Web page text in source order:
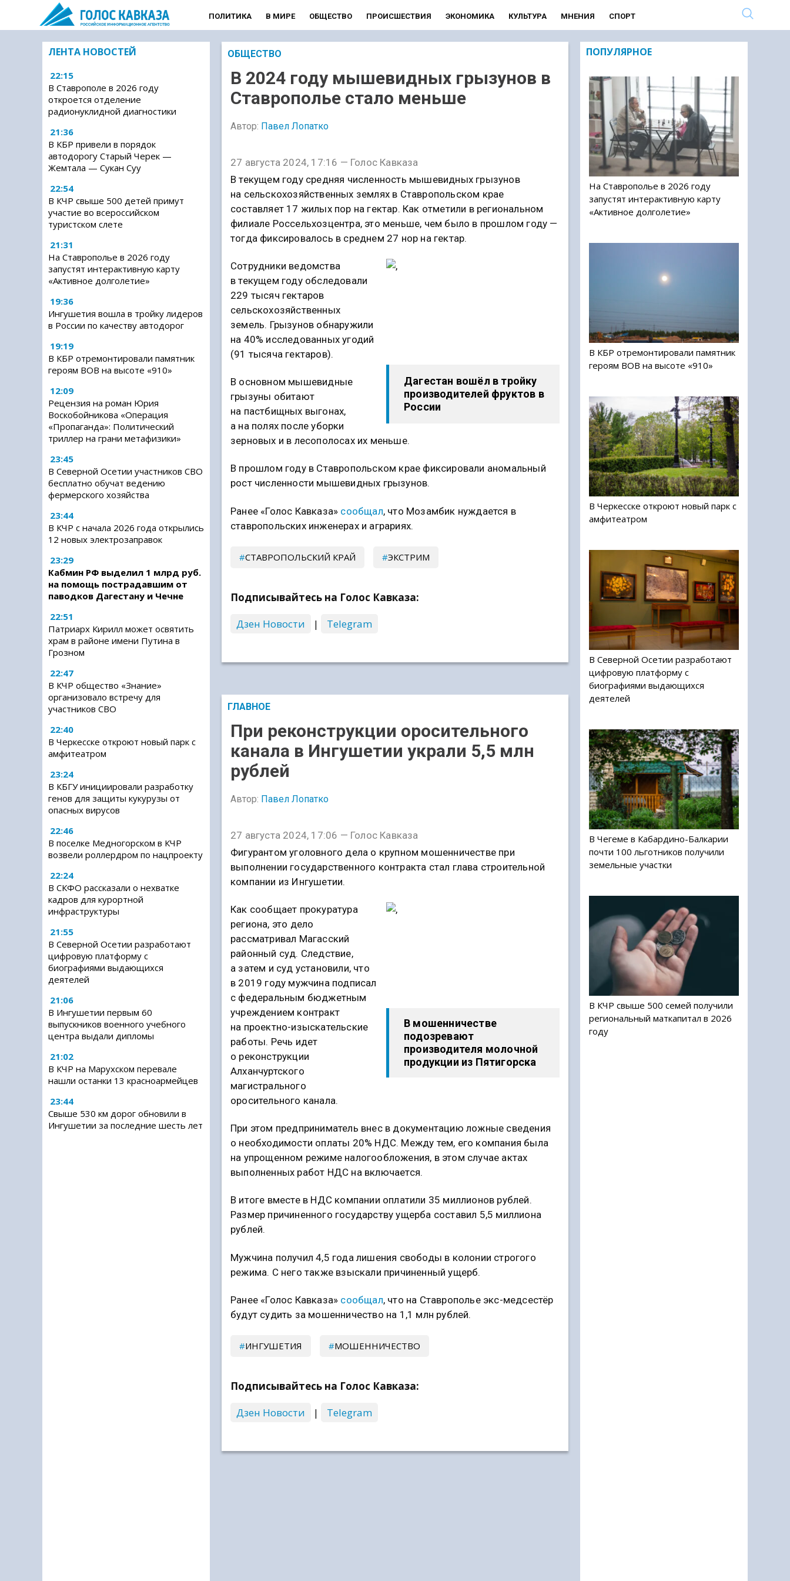
ПОЛИТИКА В МИРЕ ОБЩЕСТВО ПРОИСШЕСТВИЯ ЭКОНОМИКА КУЛЬТУРА МНЕНИЯ СПОРТ
ЛЕНТА НОВОСТЕЙ
22:15
В Ставрополе в 2026 году
откроется отделение
радионуклидной диагностики
21:36
В КБР привели в порядок
автодорогу Старый Черек —
Жемтала — Сукан Суу
22:54
В КЧР свыше 500 детей примут
участие во всероссийском
туристском слете
21:31
На Ставрополье в 2026 году
запустят интерактивную карту
«Активное долголетие»
19:36
Ингушетия вошла в тройку лидеров
в России по качеству автодорог
19:19
В КБР отремонтировали памятник
героям ВОВ на высоте «910»
12:09
Рецензия на роман Юрия
Воскобойникова «Операция
«Пропаганда»: Политический
триллер на грани метафизики»
23:45
В Северной Осетии участников СВО
бесплатно обучат ведению
фермерского хозяйства
23:44
В КЧР с начала 2026 года открылись
12 новых электрозаправок
23:29
Кабмин РФ выделил 1 млрд руб.
на помощь пострадавшим от
паводков Дагестану и Чечне
22:51
Патриарх Кирилл может освятить
храм в районе имени Путина в
Грозном
22:47
В КЧР общество «Знание»
организовало встречу для
участников СВО
22:40
В Черкесске откроют новый парк с
амфитеатром
23:24
В КБГУ инициировали разработку
генов для защиты кукурузы от
опасных вирусов
22:46
В поселке Медногорском в КЧР
возвели роллердром по нацпроекту
22:24
В СКФО рассказали о нехватке
кадров для курортной
инфраструктуры
21:55
В Северной Осетии разработают
цифровую платформу с
биографиями выдающихся
деятелей
21:06
В Ингушетии первым 60
выпускников военного учебного
центра выдали дипломы
21:02
В КЧР на Марухском перевале
нашли останки 13 красноармейцев
23:44
Свыше 530 км дорог обновили в
Ингушетии за последние шесть лет
ОБЩЕСТВО
В 2024 году мышевидных грызунов в
Ставрополье стало меньше
Автор: Павел Лопатко
27 августа 2024, 17:16 — Голос Кавказа
В текущем году средняя численность мышевидных грызунов
на сельскохозяйственных землях в Ставропольском крае
составляет 17 жилых пор на гектар. Как отметили в региональном
филиале Россельхозцентра, это меньше, чем было в прошлом году —
тогда фиксировалось в среднем 27 нор на гектар.
Дагестан вошёл в тройку
производителей фруктов в
России
Сотрудники ведомства
в текущем году обследовали
229 тысяч гектаров
сельскохозяйственных
земель. Грызунов обнаружили
на 40% исследованных угодий
(91 тысяча гектаров).
В основном мышевидные
грызуны обитают
на пастбищных выгонах,
а на полях после уборки
зерновых и в лесополосах их меньше.
В прошлом году в Ставропольском крае фиксировали аномальный
рост численности мышевидных грызунов.
Ранее «Голос Кавказа» сообщал, что Мозамбик нуждается в
ставропольских инженерах и аграриях.
СТАВРОПОЛЬСКИЙ КРАЙ ЭКСТРИМ
Подписывайтесь на Голос Кавказа:
Дзен Новости
| Telegram
ГЛАВНОЕ
При реконструкции оросительного
канала в Ингушетии украли 5,5 млн
рублей
Автор: Павел Лопатко
27 августа 2024, 17:06 — Голос Кавказа
Фигурантом уголовного дела о крупном мошенничестве при
выполнении государственного контракта стал глава строительной
компании из Ингушетии.
В мошенничестве
подозревают
производителя молочной
продукции из Пятигорска
Как сообщает прокуратура
региона, это дело
рассматривал Магасский
районный суд. Следствие,
а затем и суд установили, что
в 2019 году мужчина подписал
с федеральным бюджетным
учреждением контракт
на проектно-изыскательские
работы. Речь идет
о реконструкции
Алханчуртского
магистрального
оросительного канала.
При этом предприниматель внес в документацию ложные сведения
о необходимости оплаты 20% НДС. Между тем, его компания была
на упрощенном режиме налогообложения, в этом случае актах
выполненных работ НДС на включается.
В итоге вместе в НДС компании оплатили 35 миллионов рублей.
Размер причиненного государству ущерба составил 5,5 миллиона
рублей.
Мужчина получил 4,5 года лишения свободы в колонии строгого
режима. С него также взыскали причиненный ущерб.
Ранее «Голос Кавказа» сообщал, что на Ставрополье экс-медсестёр
будут судить за мошенничество на 1,1 млн рублей.
ИНГУШЕТИЯ МОШЕННИЧЕСТВО
Подписывайтесь на Голос Кавказа:
Дзен Новости
| Telegram
ПОПУЛЯРНОЕ
На Ставрополье в 2026 году
запустят интерактивную карту
«Активное долголетие»
В КБР отремонтировали памятник
героям ВОВ на высоте «910»
В Черкесске откроют новый парк с
амфитеатром
В Северной Осетии разработают
цифровую платформу с
биографиями выдающихся
деятелей
В Чегеме в Кабардино-Балкарии
почти 100 льготников получили
земельные участки
В КЧР свыше 500 семей получили
региональный маткапитал в 2026
году